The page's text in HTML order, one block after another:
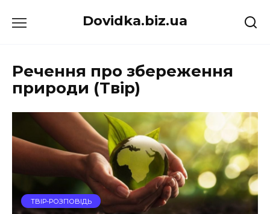
до
Dovidka.biz.ua
Речення про збереження
природи (Твір)
ТВІР-РОЗПОВІДЬ